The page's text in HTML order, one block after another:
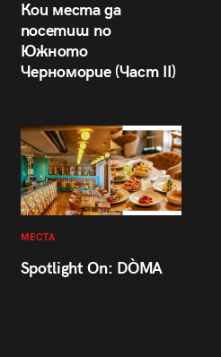
Кои места да
посетиш по
Южното
Черноморие (Част II)
МЕСТА
Spotlight On: DÒMA